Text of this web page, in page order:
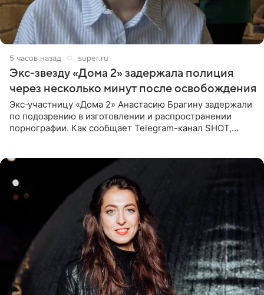
5 часов назад super.ru
Экс‑звезду «Дома 2» задержала полиция
через несколько минут после освобождения
Экс‑участницу «Дома 2» Анастасию Брагину задержали
по подозрению в изготовлении и распространении
порнографии. Как сообщает Telegram-канал SHOT,